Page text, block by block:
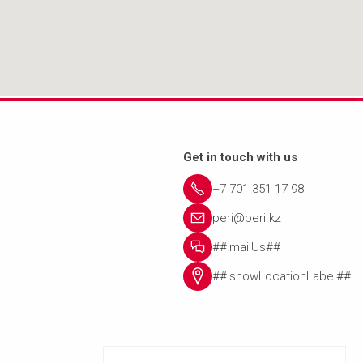
Get in touch with us
+7 701 351 17 98
peri@peri.kz
##!mailUs##
##!showLocationLabel##